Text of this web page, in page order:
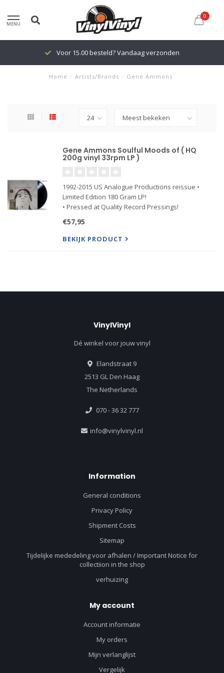
MENU
0
Voor 15.00 besteld? Vandaag verzonden
Home / Artists/Brands / Gene Ammons
Gene Ammons Soulful Moods of ( HQ
200g vinyl 33rpm LP )
1992-2015 US Analogue Productions reissue •
Limited Edition 180 Gram LP!
• Pressed at Quality Record Pressings!
jackets
€57,95
BEKIJK PRODUCT
VinylVinyl
Dé winkel voor jouw vinyl
Elandstraat 9
2513 GL Den Haag
The Netherlands
070 - 36 32 777
info@vinylvinyl.nl
Information
General conditions
Privacy Policy
Shipment Costs
Sitemap
Tijdelijke mededeling voor afhalen / Important Notice for
collectiion in the shop
verhuizing
My account
Account informatie
My orders
Mijn verlanglijst
Vergelijk